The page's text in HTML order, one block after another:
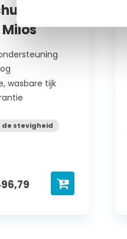
wasbare tijk
de stevigheid